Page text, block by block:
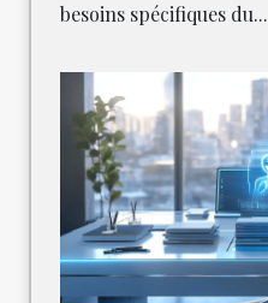
besoins spécifiques du...